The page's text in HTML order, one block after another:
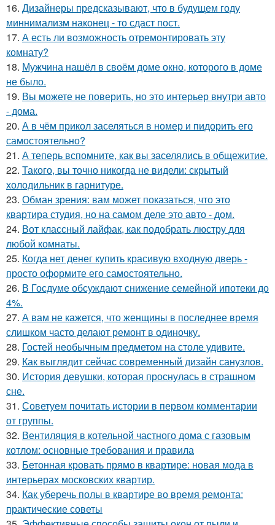
16. Дизайнеры предсказывают, что в будущем году
миннимализм наконец - то сдаст пост.
17. А есть ли возможность отремонтировать эту
комнату?
18. Мужчина нашёл в своём доме окно, которого в доме
не было.
19. Вы можете не поверить, но это интерьер внутри авто
- дома.
20. А в чём прикол заселяться в номер и пидорить его
самостоятельно?
21. А теперь вспомните, как вы заселялись в общежитие.
22. Такого, вы точно никогда не видели: скрытый
холодильник в гарнитуре.
23. Обман зрения: вам может показаться, что это
квартира студия, но на самом деле это авто - дом.
24. Вот классный лайфак, как подобрать люстру для
любой комнаты.
25. Когда нет денег купить красивую входную дверь -
просто оформите его самостоятельно.
26. В Госдуме обсуждают снижение семейной ипотеки до
4%.
27. А вам не кажется, что женщины в последнее время
слишком часто делают ремонт в одиночку.
28. Гостей необычным предметом на столе удивите.
29. Как выглядит сейчас современный дизайн санузлов.
30. История девушки, которая проснулась в страшном
сне.
31. Советуем почитать истории в первом комментарии
от группы.
32. Вентиляция в котельной частного дома с газовым
котлом: основные требования и правила
33. Бетонная кровать прямо в квартире: новая мода в
интерьерах московских квартир.
34. Как уберечь полы в квартире во время ремонта:
практические советы